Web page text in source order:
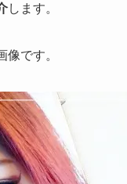
します。
像です。